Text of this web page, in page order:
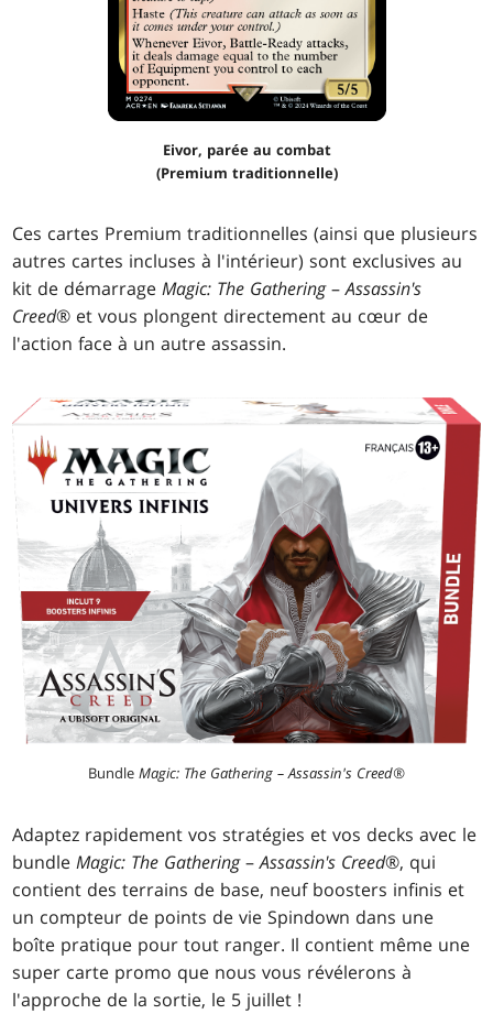
Eivor, parée au combat
(Premium traditionnelle)
Ces cartes Premium traditionnelles (ainsi que plusieurs
autres cartes incluses à l'intérieur) sont exclusives au
kit de démarrageMagic: The Gathering–Assassin's
Creed® et vous plongent directement au cœur de
l'action face à un autre assassin.
Bundle Magic: The Gathering – Assassin's Creed®
Adaptez rapidement vos stratégies et vos decks avec le
bundleMagic: The Gathering–Assassin's Creed®, qui
contient des terrains de base, neuf boosters infinis et
un compteur de points de vie Spindown dans une
boîte pratique pour tout ranger. Il contient même une
super carte promo que nous vous révélerons à
l'approche de la sortie, le 5 juillet !